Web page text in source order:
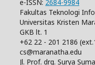
e-ISSN: 2684-9984
Fakultas Teknologi
Universitas Kristen
GKB lt. 1
+62 22 - 201 2186
cs@maranatha.edu
Jl. Prof. drg. Surya